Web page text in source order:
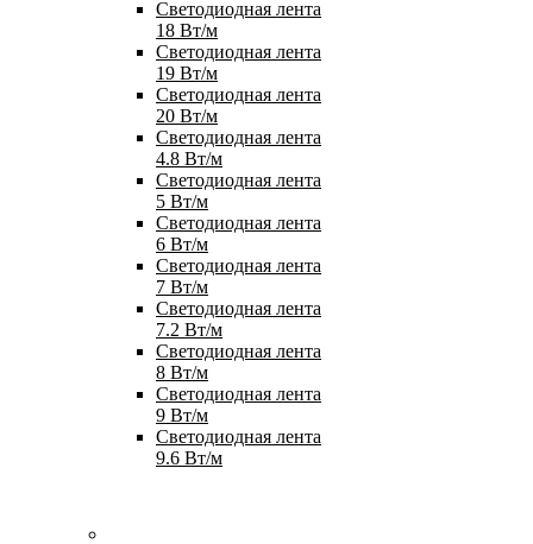
Светодиодная лента
18 Вт/м
Светодиодная лента
19 Вт/м
Светодиодная лента
20 Вт/м
Светодиодная лента
4.8 Вт/м
Светодиодная лента
5 Вт/м
Светодиодная лента
6 Вт/м
Светодиодная лента
7 Вт/м
Светодиодная лента
7.2 Вт/м
Светодиодная лента
8 Вт/м
Светодиодная лента
9 Вт/м
Светодиодная лента
9.6 Вт/м